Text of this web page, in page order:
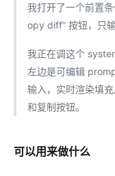
我打开了一个前置
opy diff” 按钮，只
我正在调这个
左边是可编辑
输入，实时渲染填
和复制按钮。
可以用来做什么